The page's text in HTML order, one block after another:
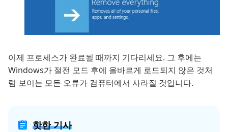
이제 프로세스가 완료될 때까지 기다리세요. 그 후에는
Windows가 절전 모드 후에 올바르게 로드되지 않은 것처
럼 보이는 모든 오류가 컴퓨터에서 사라질 것입니다.
핫한 기사